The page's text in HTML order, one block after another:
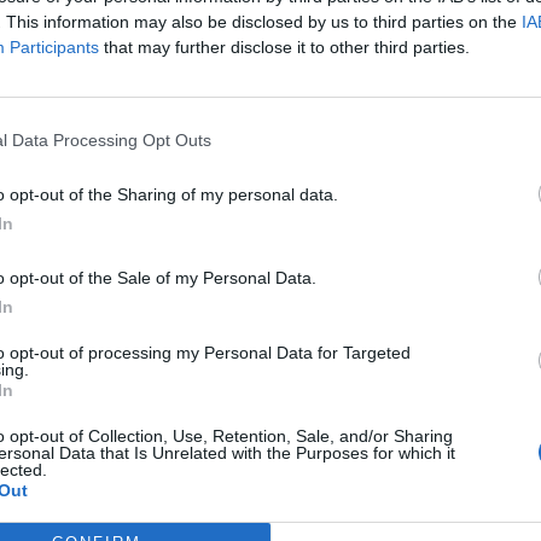
This information may also be disclosed by us to third parties on the
Participants that may further disclose it to other third parties.
Data Processing Opt Outs
opt-out of the Sharing of my personal data.
opt-out of the Sale of my Personal Data.
opt-out of processing my Personal Data for Targeted
opt-out of Collection, Use, Retention, Sale, and/or Sharing
Data that Is Unrelated with the Purposes for which it
nas do preferowanych źródeł w Google
Warszawa w
Pigułce
Fot. Łukasz/